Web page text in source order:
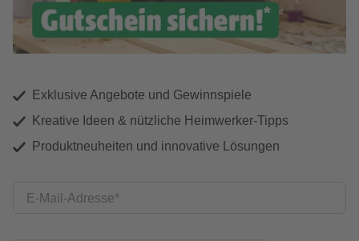
Exklusive Angebote und Gewinnspiele
Kreative Ideen & nützliche Heimwerker-Tipps
Produktneuheiten und innovative Lösungen
E-Mail-Adresse